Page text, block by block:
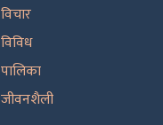
विचार
विविध
पालिका
जीवनशैली